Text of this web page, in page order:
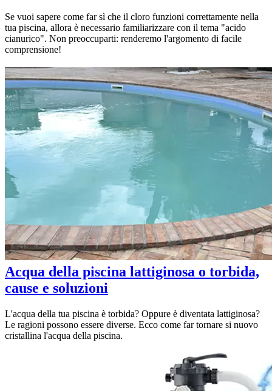
Se vuoi sapere come far sì che il cloro funzioni correttamente nella
tua piscina, allora è necessario familiarizzare con il tema "acido
cianurico". Non preoccuparti: renderemo l'argomento di facile
comprensione!
Acqua della piscina lattiginosa o torbida,
cause e soluzioni
L'acqua della tua piscina è torbida? Oppure è diventata lattiginosa?
Le ragioni possono essere diverse. Ecco come far tornare si nuovo
cristallina l'acqua della piscina.